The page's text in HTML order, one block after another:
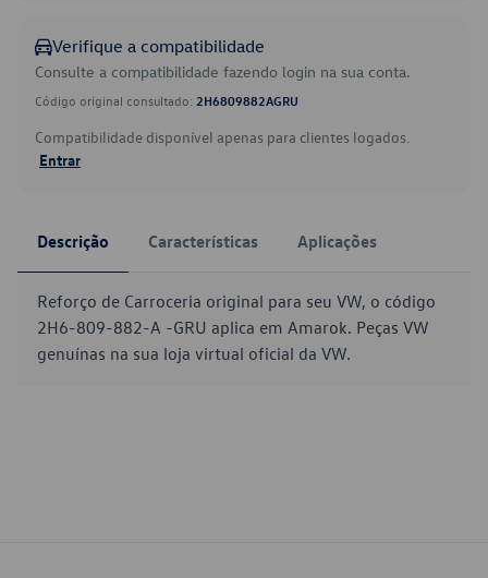
Verifique a compatibilidade
Consulte a compatibilidade fazendo login na sua conta.
Código original consultado: 2H6809882AGRU
Compatibilidade disponível apenas para clientes logados.
Entrar
Descrição Características Aplicações
Reforço de Carroceria original para seu VW, o código
2H6-809-882-A -GRU aplica em Amarok. Peças VW
genuínas na sua loja virtual oficial da VW.